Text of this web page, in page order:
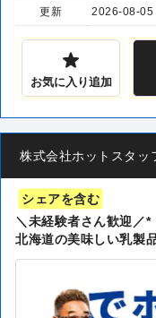
更新 2026-08-05
お気に入り追加
株式会社ホットスタッ
シェアを含む
＼未経験者さん歓迎／
北海道の美味しい乳製